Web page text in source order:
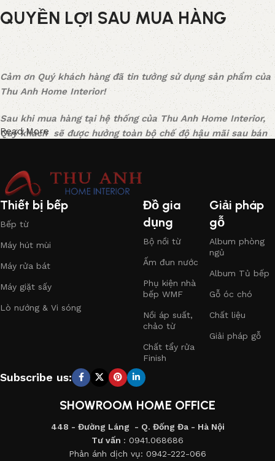
QUYỀN LỢI SAU MUA HÀNG
Cảm ơn Quý khách hàng đã tin tưởng sử dụng sản phẩm của
Thu Anh Home Interior!
Sau khi mua hàng tại hệ thống của Thu Anh Home Interior,
Quý khách sẽ được hưởng toàn bộ chế độ hậu mãi sau bán
tổng đài CSKH: 0941-068686
I. CHẾ ĐỘ CHĂM SÓC KHÁCH HÀNG
- Khi giao sản phẩm cho khách hàng, nhân viên kỹ thuật sẽ
giao cho khách hàng sổ bảo hành và bản hướng dẫn sử dụng.
- Sau khi lắp đặt sản phẩm và khách hàng hoàn thành việc
thanh toán thì nhân viên chăm sóc khách hàng của công ty
sẽ gọi trực tiếp liên lạc với khách hàng từ tổng đài0942-
+ Lần thứ 1: Nhân viên chăm sóc khách hàng sẽ liên lạc với
đặt sản phẩm với 2 nội dung chính trao đổi với khách hàng là:
chất lượng dịch vụ và chất lượng sản phẩm.
: Nhân viên CSKH sẽ liên lạc với khách hàng sau
Read More
Thiết bị bếp
Bếp từ
Máy hút mùi
Máy rửa bát
Máy giặt sấy
Lò nướng & Vi sóng
Đồ gia
dụng
Bộ nồi từ
Ấm đun nước
Phụ kiện nhà
bếp WMF
Nồi áp suất,
chảo từ
Chất tẩy rửa
Finish
Giải pháp
gỗ
Album phòng
ngủ
Album Tủ bếp
Gỗ óc chó
Chất liệu
Giải pháp gỗ
Subscribe us:
SHOWROOM HOME OFFICE
448 - Đường Láng - Q. Đống Đa - Hà Nội
Tư vấn : 0941.068686
Phản ánh dịch vụ: 0942-222-066